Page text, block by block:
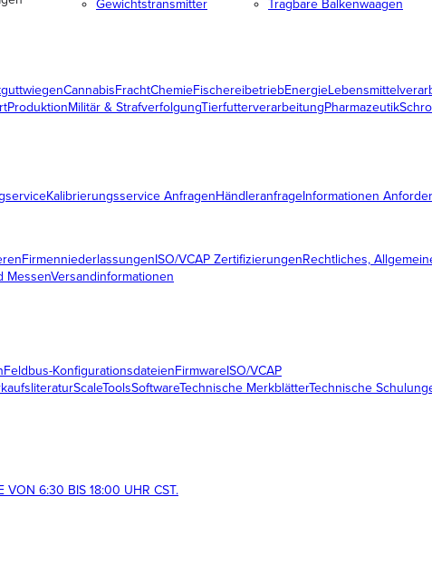
Gewichtstransmitter
Tragbare Balkenwaagen
CannabisFrachtChemieFischereibetriebEnergie
ProduktionMilitär & StrafverfolgungTierfutterverarbeitungPharmazeutik
Kalibrierungsservice AnfragenHändleranfrageInformationen
FirmenniederlassungenISO/VCAP ZertifizierungenRechtliches,
MessenVersandinformationen
Feldbus-KonfigurationsdateienFirmwareISO/VCAP
ScaleToolsSoftwareTechnische MerkblätterTechnische
VON 6:30 BIS 18:00 UHR CST.